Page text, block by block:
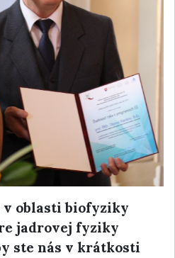
v oblasti biofyziky
jadrovej fyziky
ste nás v krátkosti